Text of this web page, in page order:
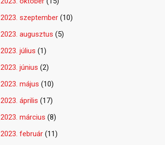
2023. szeptember (10)
2023. augusztus (5)
2023. július (1)
2023. június (2)
2023. május (10)
2023. április (17)
2023. március (8)
2023. február (11)